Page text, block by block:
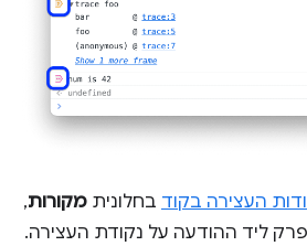
העצירה בקוד בחלונית מקורות,
ליד ההודעה על נקודת העצירה.